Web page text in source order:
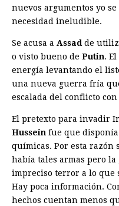
nuevos argumentos yo
necesidad ineludible.
Se acusa a Assad de
o visto bueno de Putin.
energía levantando el
una nueva guerra fría
escalada del conflicto
El pretexto para invadir
Hussein fue que
químicas. Por esta razón
había tales armas pero
impreciso terror a lo que
Hay poca información.
hechos cuentan menos